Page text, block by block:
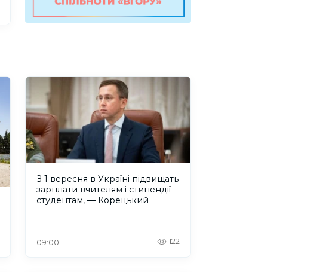
З 1 вересня в Україні підвищать
зарплати вчителям і стипендії
студентам, — Корецький
09:00 122